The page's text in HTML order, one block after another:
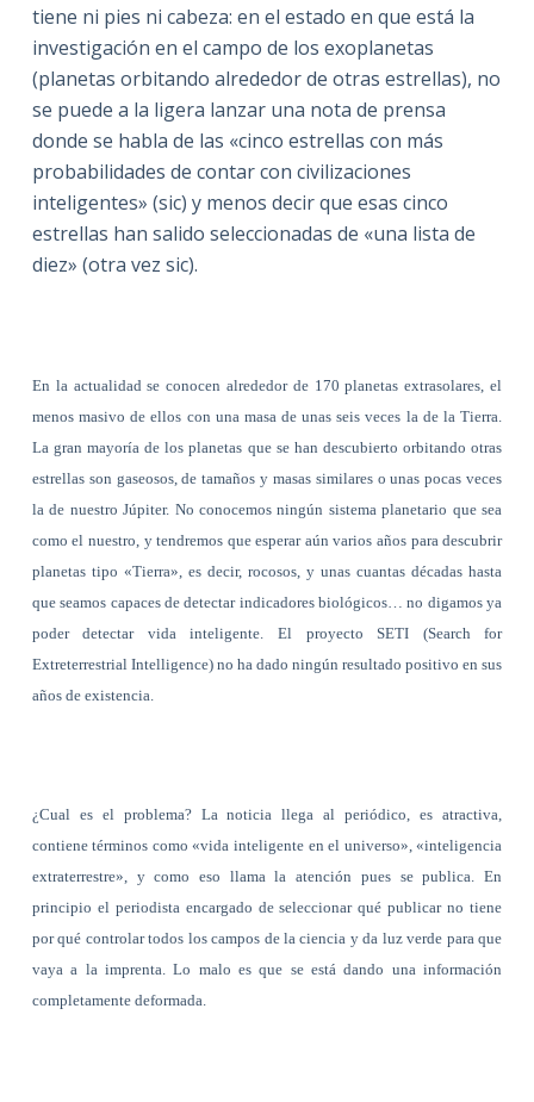
tiene ni pies ni cabeza: en el estado en que está la
investigación en el campo de los exoplanetas
(planetas orbitando alrededor de otras estrellas), no
se puede a la ligera lanzar una nota de prensa
donde se habla de las «cinco estrellas con más
probabilidades de contar con civilizaciones
inteligentes» (sic) y menos decir que esas cinco
estrellas han salido seleccionadas de «una lista de
diez» (otra vez sic).
En la actualidad se conocen alrededor de 170 planetas extrasolares, el
menos masivo de ellos con una masa de unas seis veces la de la Tierra.
La gran mayoría de los planetas que se han descubierto orbitando otras
estrellas son gaseosos, de tamaños y masas similares o unas pocas veces
la de nuestro Júpiter. No conocemos ningún sistema planetario que sea
como el nuestro, y tendremos que esperar aún varios años para descubrir
planetas tipo «Tierra», es decir, rocosos, y unas cuantas décadas hasta
que seamos capaces de detectar indicadores biológicos… no digamos ya
poder detectar vida inteligente. El proyecto SETI (Search for
Extreterrestrial Intelligence) no ha dado ningún resultado positivo en sus
años de existencia.
¿Cual es el problema? La noticia llega al periódico, es atractiva,
contiene términos como «vida inteligente en el universo», «inteligencia
extraterrestre», y como eso llama la atención pues se publica. En
principio el periodista encargado de seleccionar qué publicar no tiene
por qué controlar todos los campos de la ciencia y da luz verde para que
vaya a la imprenta. Lo malo es que se está dando una información
completamente deformada.